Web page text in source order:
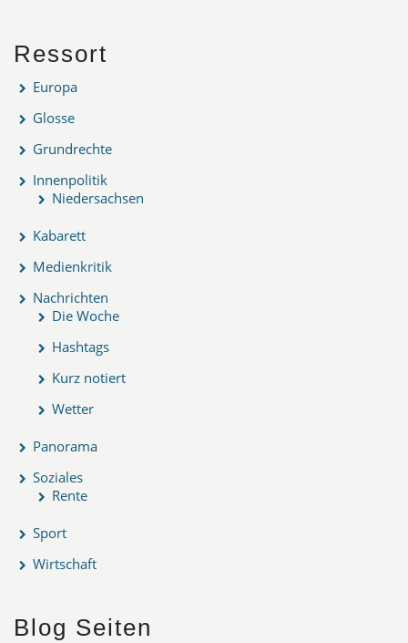
Ressort
Europa
Glosse
Grundrechte
Innenpolitik
Niedersachsen
Kabarett
Medienkritik
Nachrichten
Die Woche
Hashtags
Kurz notiert
Wetter
Panorama
Soziales
Rente
Sport
Wirtschaft
Blog Seiten